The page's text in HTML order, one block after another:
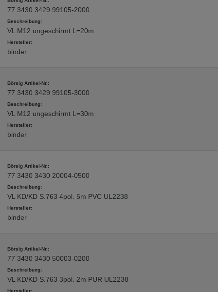
77 3430 3429 99105-2000
VL M12 ungeschirmt L=20m
binder
77 3430 3429 99105-3000
VL M12 ungeschirmt L=30m
binder
77 3430 3430 20004-0500
VL KD/KD S.763 4pol. 5m PVC UL2238
binder
77 3430 3430 50003-0200
VL KD/KD S.763 3pol. 2m PUR UL2238